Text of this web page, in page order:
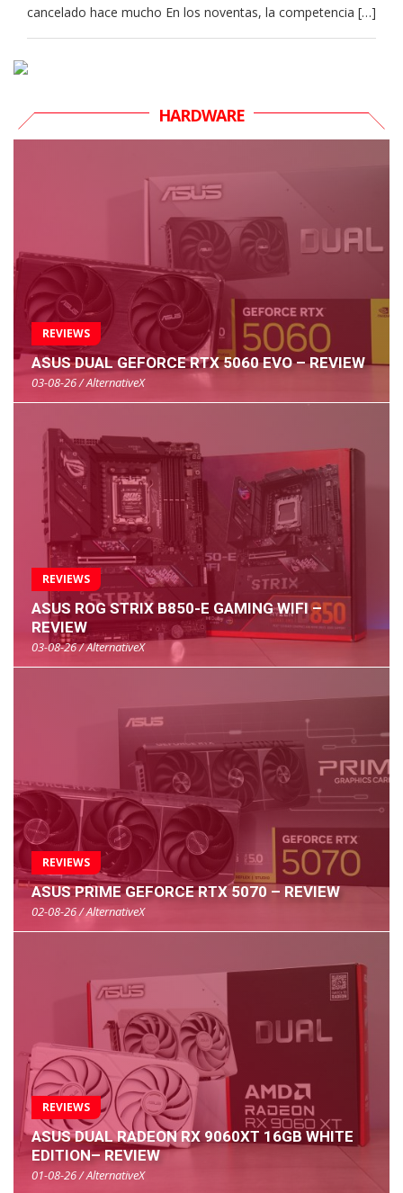
cancelado hace mucho En los noventas, la competencia […]
HARDWARE
REVIEWS
ASUS DUAL GEFORCE RTX 5060 EVO – REVIEW
03-08-26 / AlternativeX
REVIEWS
ASUS ROG STRIX B850-E GAMING WIFI –
REVIEW
03-08-26 / AlternativeX
REVIEWS
ASUS PRIME GEFORCE RTX 5070 – REVIEW
02-08-26 / AlternativeX
REVIEWS
ASUS DUAL RADEON RX 9060XT 16GB WHITE
EDITION– REVIEW
01-08-26 / AlternativeX